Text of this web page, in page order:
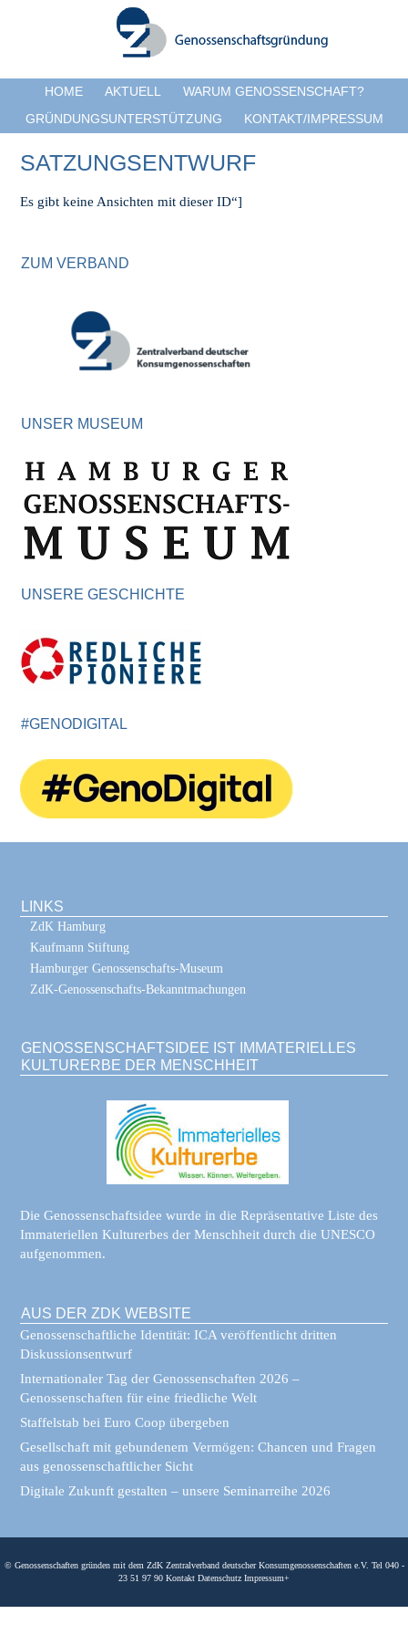
HOME AKTUELL
WARUM GENOSSENSCHAFT?
GRÜNDUNGSUNTERSTÜTZUNG
KONTAKT/IMPRESSUM
SATZUNGSENTWURF
Es gibt keine Ansichten mit dieser ID“]
ZUM VERBAND
UNSER MUSEUM
UNSERE GESCHICHTE
#GENODIGITAL
LINKS
ZdK Hamburg
Kaufmann Stiftung
Hamburger Genossenschafts-Museum
ZdK-Genossenschafts-Bekanntmachungen
GENOSSENSCHAFTSIDEE IST IMMATERIELLES
KULTURERBE DER MENSCHHEIT
Die Genossenschaftsidee wurde in die Repräsentative Liste des
Immateriellen Kulturerbes der Menschheit durch die UNESCO
aufgenommen.
AUS DER ZDK WEBSITE
Genossenschaftliche Identität: ICA veröffentlicht dritten
Diskussionsentwurf
Internationaler Tag der Genossenschaften 2026 –
Genossenschaften für eine friedliche Welt
Staffelstab bei Euro Coop übergeben
Gesellschaft mit gebundenem Vermögen: Chancen und Fragen
aus genossenschaftlicher Sicht
Digitale Zukunft gestalten – unsere Seminarreihe 2026
© Genossenschaften gründen mit dem ZdK Zentralverband deutscher Konsumgenossenschaften e.V. Tel 040 -
23 51 97 90 Kontakt Datenschutz Impressum+